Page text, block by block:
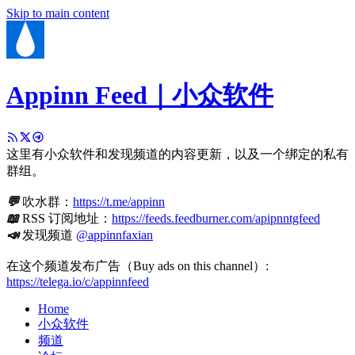
Skip to main content
Appinn Feed｜小众软件
这里有小众软件和发现频道的内容更新，以及一个绑定的私有
群组。
💬吹水群： https://t.me/appinn
📖RSS 订阅地址： https://feeds.feedburner.com/apipnntgfeed
📣发现频道 @appinnfaxian
在这个频道发布广告（Buy ads on this channel）:
https://telega.io/c/appinnfeed
Home
小众软件
频道